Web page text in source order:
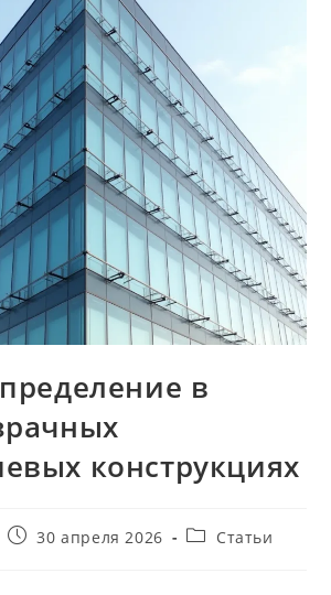
в
конструкциях
Запись30 апреля 2026
Рубрика
Статьи